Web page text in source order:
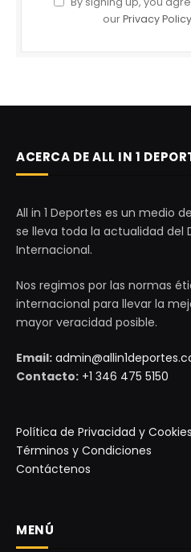
ourPrivacy Policy
ACERCA DE ALL IN 1
All in 1 Deportes es un medio
se lleva toda la actualidad del
Internacional.
Nos regimos por las normas
internacional para llevar la
mayor veracidad posible.
Email:
Contacto: +1 346 475 5150
Política de Privacidad y Cookies
Términos y Condiciones
Contáctenos
MENÚ